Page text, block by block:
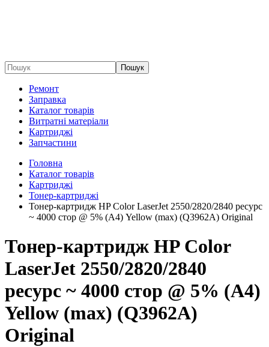
Пошук
Ремонт
Заправка
Каталог товарів
Витратні матеріали
Картриджі
Запчастини
Головна
Каталог товарів
Картриджі
Тонер-картриджі
Тонер-картридж HP Color LaserJet 2550/2820/2840 ресурс
~ 4000 стор @ 5% (A4) Yellow (max) (Q3962A) Original
Тонер-картридж HP Color
LaserJet 2550/2820/2840
ресурс ~ 4000 стор @ 5% (A4)
Yellow (max) (Q3962A)
Original